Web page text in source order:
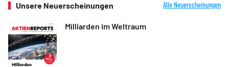
Unsere Neuerscheinungen Alle Neuerscheinungen
Milliarden im Weltraum